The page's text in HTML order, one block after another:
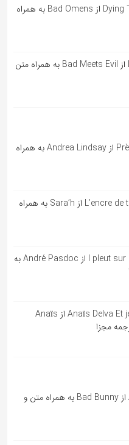
آهنگ انگلیسی Dying To Love از Bad Omens به همراه
آهنگ انگلیسی Lighters از Bad Meets Evil به همراه متن
آهنگ فرانسوی Près de toi از Andrea Lindsay به همراه
آهنگ فرانسوی L’encre de tes yeux از Sara’h به همراه
آهنگ فرانسوی l pleut sur la route از André Pasdoc به
آهنگ فرانسوی Anaïs Delva Et je danse از Anaïs
آهنگ اسپانیایی Andrea از Bad Bunny به همراه متن و